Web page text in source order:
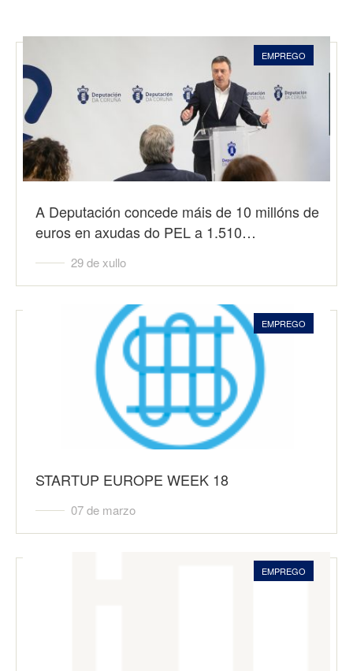
EMPREGO
A Deputación concede máis de 10 millóns de
euros en axudas do PEL a 1.510…
29 de xullo
EMPREGO
STARTUP EUROPE WEEK 18
07 de marzo
EMPREGO